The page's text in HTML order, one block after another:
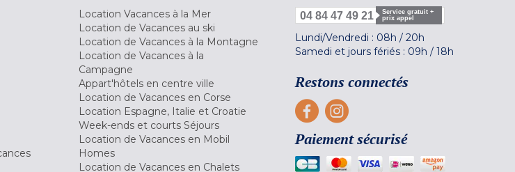
Location Vacances à la Mer
Location de Vacances au ski
Location de Vacances à la Montagne
Location de Vacances à la
Campagne
Appart'hôtels en centre ville
Location de Vacances en Corse
Location Espagne, Italie et Croatie
Week-ends et courts Séjours
Location de Vacances en Mobil
Homes
Location de Vacances en Chalets
04 84 47 49 21
Service gratuit +
prix appel
Lundi/Vendredi : 08h / 20h
Samedi et jours fériés : 09h / 18h
Restons connectés
Paiement sécurisé